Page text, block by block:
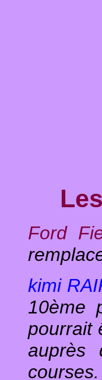
Ford
kimi
10ème
pourrait
auprès
courses.